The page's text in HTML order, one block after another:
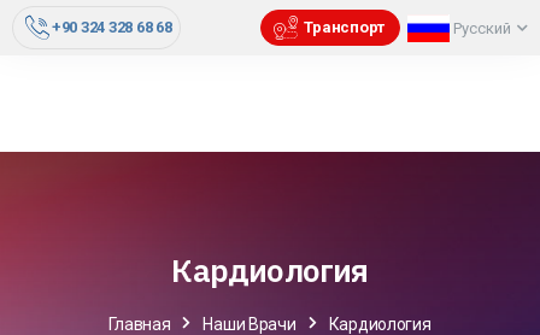
+90 324 328 68 68 Транспорт Русский
Кардиология
Главная Наши Врачи Кардиология